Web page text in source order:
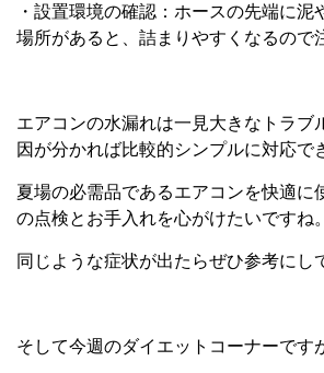
・設置環境の確認：ホースの先端に泥
場所があると、詰まりやすくなるので
エアコンの水漏れは一見大きなトラブ
因が分かれば比較的シンプルに対応で
夏場の必需品であるエアコンを快適に
の点検とお手入れを心がけたいですね。
同じような症状が出たらぜひ参考にし
そして今週のダイエットコーナーです